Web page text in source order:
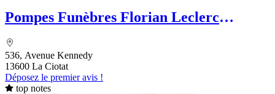
Pompes Funèbres Florian Leclerc
536, Avenue Kennedy
13600 La Ciotat
Déposez le premier avis !
top notes